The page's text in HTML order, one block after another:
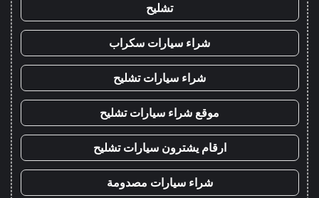
تشليح
شراء سيارات سكراب
شراء سيارات تشليح
موقع شراء سيارات تشليح
ارقام يشترون سيارات تشليح
شراء سيارات مصدومة